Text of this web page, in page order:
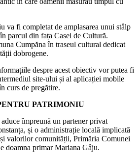
va fi completat de amplasarea unui stâlp
parcul din fața Casei de Cultură.
Cumpăna în traseul cultural dedicat
dobrogene.
despre acest obiectiv vor putea fi
site-ului și al aplicației mobile
curs de pregătire.
PATRIMONIU
împreună un partener privat
și o administrație locală implicată
valorilor comunității, Primăria Comunei
doamna primar Mariana Gâju.